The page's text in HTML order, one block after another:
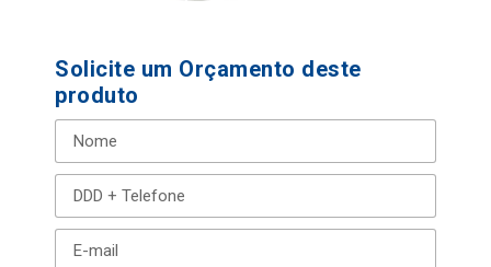
Solicite um Orçamento deste
produto